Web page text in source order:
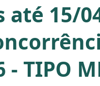
até 15/
- TIPO